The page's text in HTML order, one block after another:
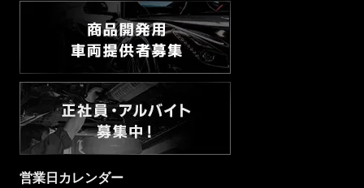
営業日カレンダー